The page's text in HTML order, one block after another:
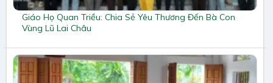
Giáo Họ Quan Triều: Chia Sẻ Yêu Thương Đến Bà Con
Vùng Lũ Lai Châu